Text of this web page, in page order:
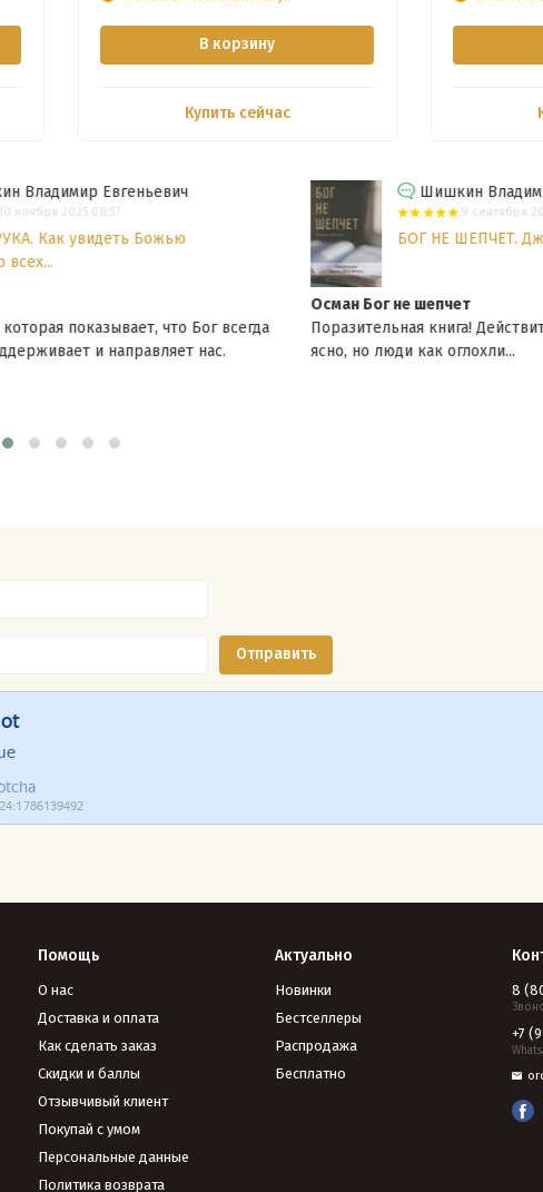
В корзину
Купить сейчас
Владимир Евгеньевич
10 ноября 2025 08:57
Как увидеть Божью
всех...
показывает, что Бог всегда
и направляет нас.
Шишкин
9 сентября
БОГ НЕ ШЕПЧЕТ.
Осман Бог не шепчет
Поразительная книга!
ясно, но люди как оглохли...
Помощь
О нас
Доставка и оплата
Как сделать заказ
Скидки и баллы
Отзывчивый клиент
Покупай с умом
Персональные данные
Политика возврата
Актуально
Новинки
Бестселлеры
Распродажа
Бесплатно
8
+7